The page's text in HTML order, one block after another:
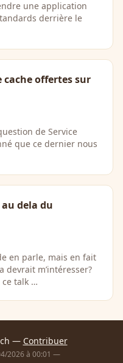
une application
derrière le
cache offertes sur
de Service
que ce dernier nous
au dela du
en parle, mais en fait
devrait m’intéresser?
ce talk …
— Contribuer
2026 à 00:01 —